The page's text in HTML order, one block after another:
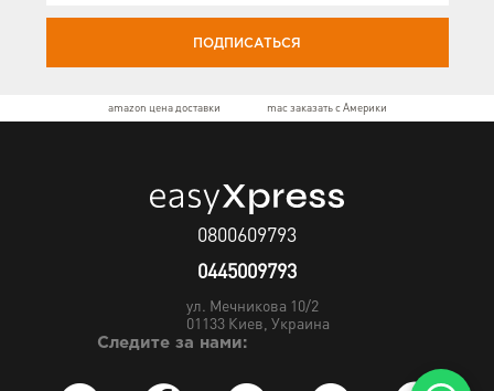
ПОДПИСАТЬСЯ
amazon цена доставки mac заказать с Америки
0800609793
0445009793
ул. Мечникова 10/2
01133 Киев, Украина
Следите за нами: